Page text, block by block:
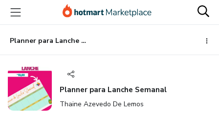
para
conteúdo
principal
para
pagamento
para
rodapé
Planner para Lanche Semanal
Planner para Lanche Semanal
Thaine Azevedo De Lemos